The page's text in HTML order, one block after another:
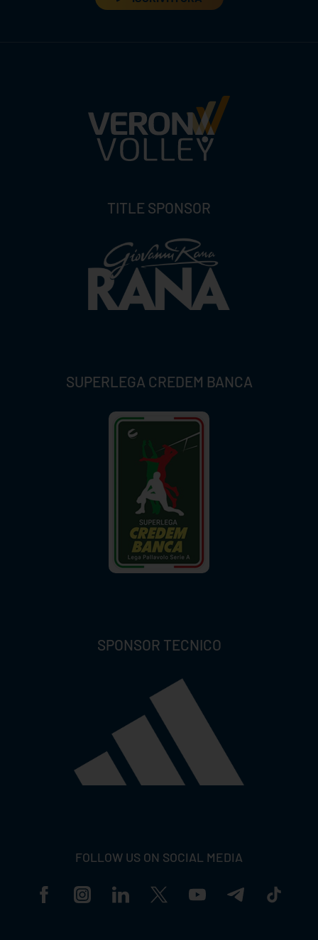
TITLE SPONSOR
SUPERLEGA CREDEM BANCA
SPONSOR TECNICO
FOLLOW US ON SOCIAL MEDIA